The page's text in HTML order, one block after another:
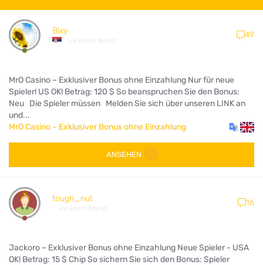
Bixy
vor einem Monat
49
MrO Casino – Exklusiver Bonus ohne Einzahlung Nur für neue
Spieler! US OK! Betrag: 120 $ So beanspruchen Sie den Bonus:
Neu Die Spieler müssen Melden Sie sich über unseren LINK an
und...
MrO Casino – Exklusiver Bonus ohne Einzahlung
ANSEHEN
tough_nut
vor einem Monat
16
Jackoro – Exklusiver Bonus ohne Einzahlung Neue Spieler - USA
OK! Betrag: 15 $ Chip So sichern Sie sich den Bonus: Spieler